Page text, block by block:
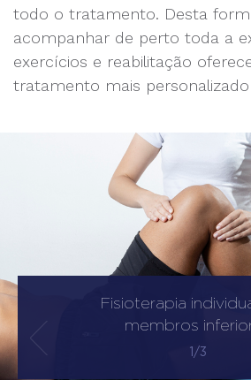
todo o tratamento. Desta
acompanhar de perto toda a
exercícios e reabilitação
tratamento mais
Fisioterapia
membros
1/3